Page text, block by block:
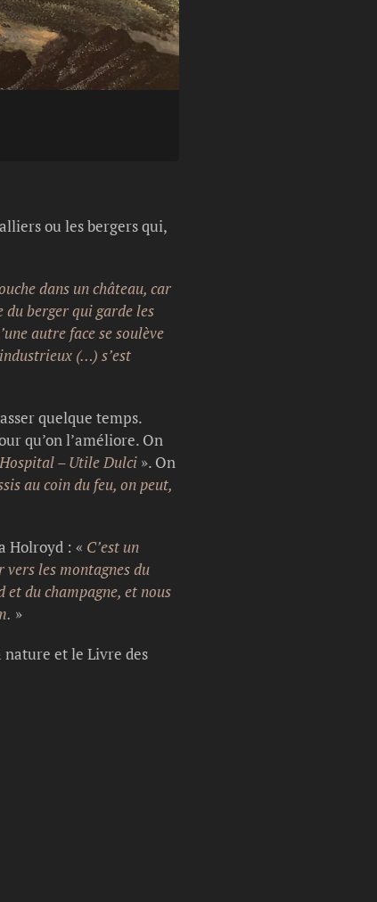
ou les bergers qui,
dans un château, car
berger qui garde les
autre face se soulève
(…) s’est
quelque temps.
qu’on l’améliore. On
– Utile Dulci ». On
au coin du feu, on peut,
Holroyd : « C’est un
les montagnes du
du champagne, et nous
»
nature et le Livre des